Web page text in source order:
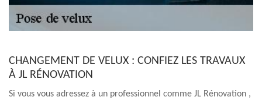
CHANGEMENT DE VELUX : CONFIEZ LES TRAVAUX
À JL RÉNOVATION
Si vous vous adressez à un professionnel comme JL Rénovation ,